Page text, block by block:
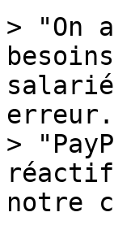
> "On
>
notre